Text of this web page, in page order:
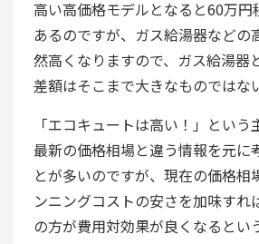
高い高価格モデルとなると60万円
あるのですが、ガス給湯器などの
然高くなりますので、ガス給湯器
差額はそこまで大きなものではな
「エコキュートは高い！」という
最新の価格相場と違う情報を元に
とが多いのですが、現在の価格相
ンニングコストの安さを加味すれ
の方が費用対効果が良くなるとい